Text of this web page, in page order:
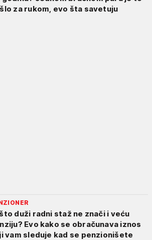
za rukom, evo šta savetuju
duži radni staž ne znači i veću
Evo kako se obračunava iznos
vam sleduje kad se penzionišete